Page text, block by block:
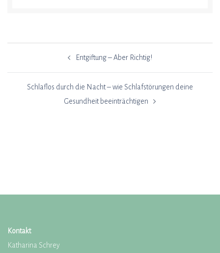
Entgiftung – Aber Richtig!
Schlaflos durch die Nacht – wie Schlafstörungen deine
Gesundheit beeinträchtigen
Kontakt
Katharina Schrey